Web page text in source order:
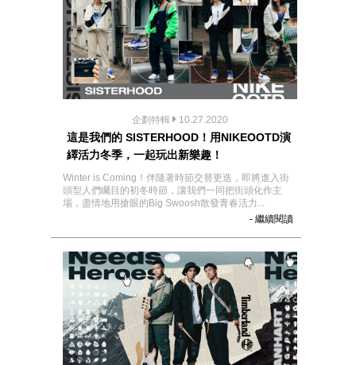
企劃特輯 10.27.2020
這是我們的 SISTERHOOD！用NIKEOOTD演
繹活力冬季，一起玩出新樂趣！
Winter is Coming！伴隨著時節交替更迭，即將進入街
頭型人們矚目的初冬時節，讓我們一同把街頭化作主
場，盡情地用搶眼的Big Swoosh散發青春活力...
- 繼續閱讀